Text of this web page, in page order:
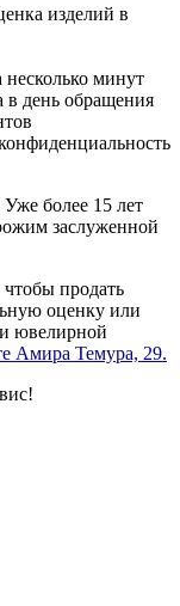
изделий в
несколько минут
в день обращения
более 15 лет
заслуженной
продать
оценку или
и ювелирной
Амира Темура, 29.